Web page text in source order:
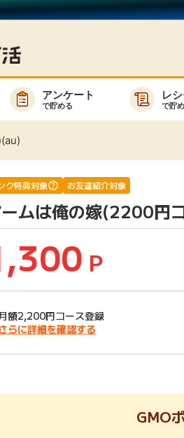
ゲーム
買い物
アンケート
で貯める
レ
で貯
サービスから検索
楽天証券 楽天ビューティ
ク特典対象 お友達紹介対象
ムは俺の嫁(2200円
P
額2,200円コース登録
らに詳細を確認する
GMO